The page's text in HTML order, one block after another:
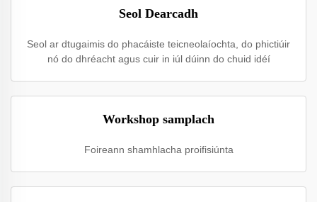
Seol Dearcadh
Seol ar dtugaimis do phacáiste teicneolaíochta, do phictiúir
nó do dhréacht agus cuir in iúl dúinn do chuid idéí
Workshop samplach
Foireann shamhlacha proifisiúnta